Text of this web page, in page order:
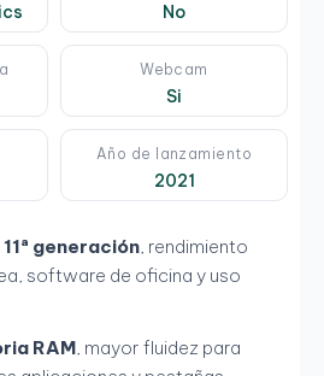
No
Webcam
Si
Año de lanzamiento
2021
generación, rendimiento
software de oficina y uso
RAM, mayor fluidez para